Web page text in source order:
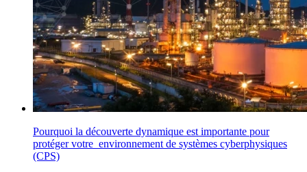
Pourquoi la découverte dynamique est importante pour
protéger votre environnement de systèmes cyberphysiques
(CPS)